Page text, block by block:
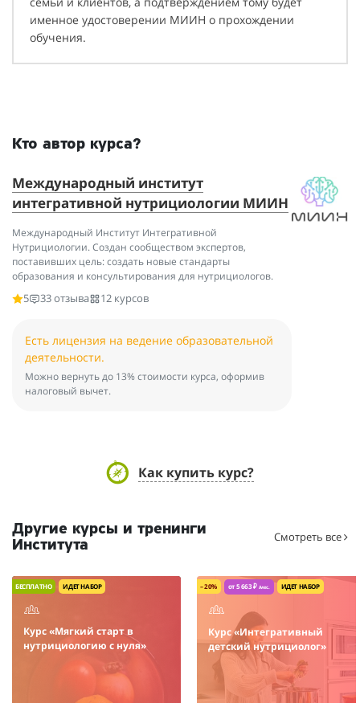
именное удостоверении МИИН о прохождении
обучения.
Кто автор курса?
Международный институт
интегративной нутрициологии МИИН
Международный Институт Интегративной
Нутрициологии. Создан сообществом экспертов,
поставивших цель: создать новые стандарты
образования и консультирования для нутрициологов.
5
33 отзыва 12 курсов
Есть лицензия на ведение образовательной
деятельности.
Можно вернуть до 13% стоимости курса, оформив
налоговый вычет.
Как купить курс?
Другие курсы и тренинги
Института
Смотреть все
БЕСПЛАТНО ИДЕТ НАБОР
Курс «Мягкий старт в
нутрициологию с нуля»
– 20% от 5 663 ₽ /мес. ИДЕТ НАБОР
Курс «Интегративный
детский нутрициолог»